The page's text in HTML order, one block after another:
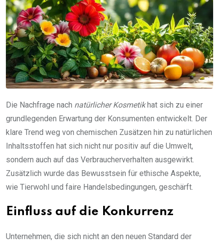
Die Nachfrage nach natürlicher Kosmetikhat sich zu einer
grundlegenden Erwartung der Konsumenten entwickelt. Der
klare Trend weg von chemischen Zusätzen hin zu natürlichen
Inhaltsstoffen hat sich nicht nur positiv auf die Umwelt,
sondern auch auf das Verbraucherverhalten ausgewirkt.
Zusätzlich wurde das Bewusstsein für ethische Aspekte,
wie Tierwohl und faire Handelsbedingungen, geschärft.
Einfluss auf die Konkurrenz
Unternehmen, die sich nicht an den neuen Standard der